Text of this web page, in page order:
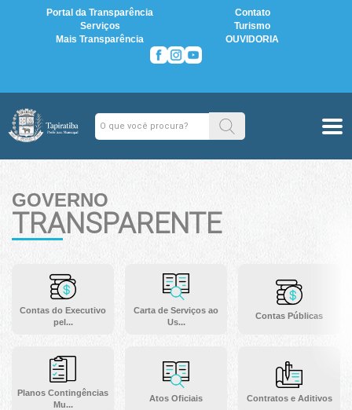
Portal da Transparência
Contato
Serviços
Turismo
Mais Transparência
OUVIDORIA
GOVERNO
TRANSPARENTE
Contas do Executivo
pel...
Planos Contingências
Mu...
Carta de Serviços ao
Us...
Atos Oficiais
Contas Públicas
Contratos e Aditivos